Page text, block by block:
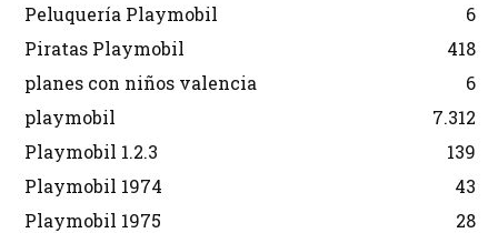
Peluquería Playmobil
6
Piratas Playmobil
418
planes con niños valencia
6
playmobil
7.312
Playmobil 1.2.3
139
Playmobil 1974
43
Playmobil 1975
28